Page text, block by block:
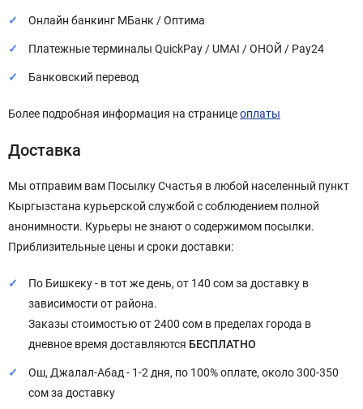
Онлайн банкинг МБанк / Оптима
Платежные терминалы QuickPay / UMAI / ОНОЙ / Pay24
Банковский перевод
Более подробная информация на страницеоплаты
Доставка
Мы отправим вам Посылку Счастья в любой населенный пункт
Кыргызстана курьерской службой с соблюдением полной
анонимности. Курьеры не знают о содержимом посылки.
Приблизительные цены и сроки доставки:
По Бишкеку - в тот же день, от 140 сом за доставку в
зависимости от района.
Заказы стоимостью от 2400 сом в пределах города в
дневное время доставляются БЕСПЛАТНО
Ош, Джалал-Абад - 1-2 дня, по 100% оплате, около 300-350
сом за доставку